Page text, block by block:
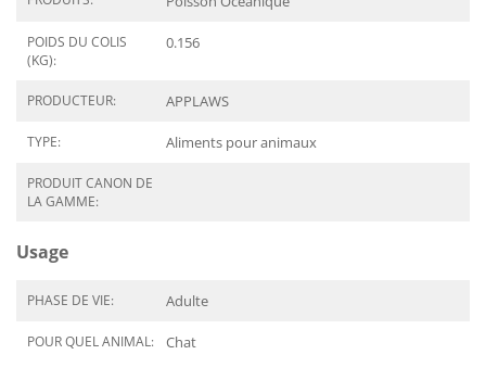
POIDS DU COLIS
(KG):
0.156
PRODUCTEUR: APPLAWS
TYPE: Aliments pour animaux
PRODUIT CANON DE
LA GAMME:
Usage
PHASE DE VIE: Adulte
POUR QUEL ANIMAL: Chat